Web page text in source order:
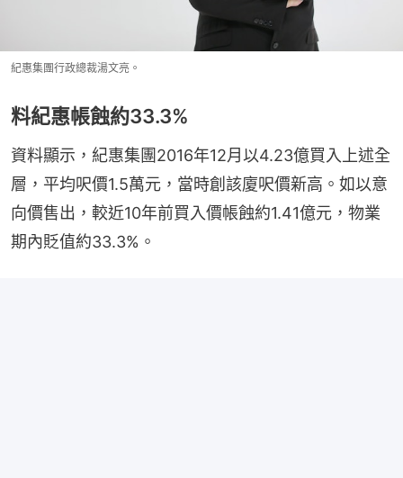
紀惠集團行政總裁湯文亮。
料紀惠帳蝕約33.3%
資料顯示，紀惠集團2016年12月以4.23億買入上述全
層，平均呎價1.5萬元，當時創該廈呎價新高。如以意
向價售出，較近10年前買入價帳蝕約1.41億元，物業
期內貶值約33.3%。